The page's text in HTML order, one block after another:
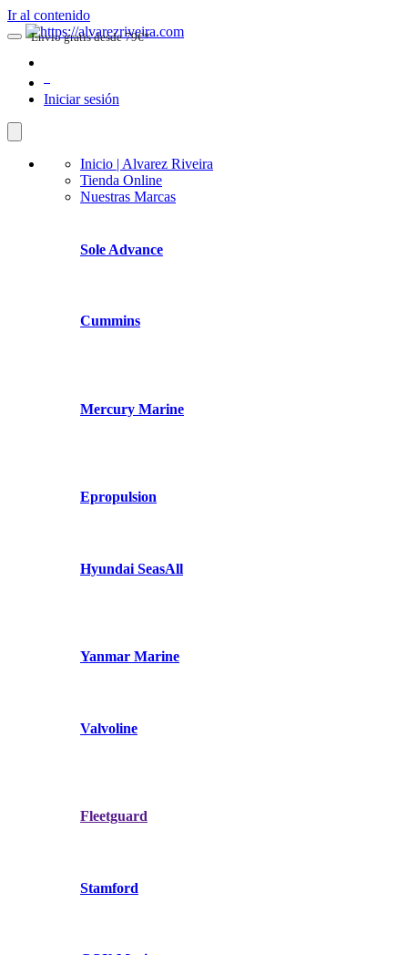
Ir al contenido
Iniciar sesión
Inicio | Alvarez Riveira
Tienda Online
Nuestras Marcas
Sole Advance
Cummins
Mercury Marine
Epropulsion
Hyundai SeasAll
Yanmar Marine
Valvoline
Fleetguard
Stamford
Envio gratis desde 79€*